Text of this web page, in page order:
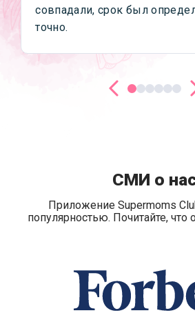
совпадали, срок был
точно.
СМИ о
Приложение Supermoms
популярностью. Почитайте,